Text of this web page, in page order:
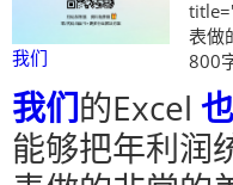
我们
表做
800
我们的Excel
能够把年利润